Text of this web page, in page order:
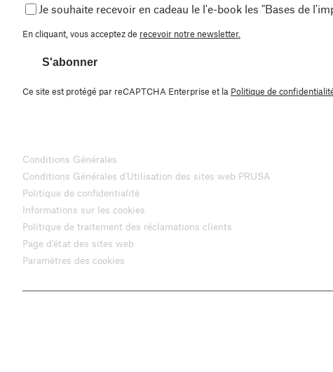
Je souhaite recevoir en cadeau le l'e-book les "Bases de
En cliquant, vous acceptez de recevoir notre newsletter.
S'abonner
Ce site est protégé par reCAPTCHA Enterprise et la Politique de
Conditions Générales
Conditions Générales d'Utilisation des sites web PRUSA
Politique de confidentialité
Informations sur les cookies
Politique de traitement des réclamations clients
Page d'état des sites web
Paramètres des cookies